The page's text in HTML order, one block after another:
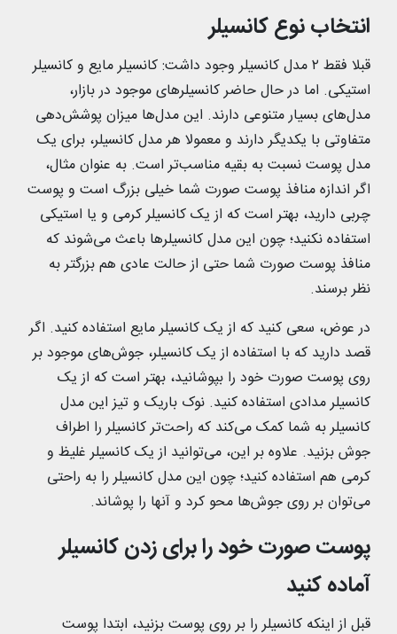
انتخاب نوع کانسیلر
قبلا فقط ۲ مدل کانسیلر وجود داشت: کانسیلر مایع و کانسیلر
استیکی. اما در حال حاضر کانسیلرهای موجود در بازار،
مدل‌های بسیار متنوعی دارند. این مدل‌ها میزان پوشش‌دهی
متفاوتی با یکدیگر دارند و معمولا هر مدل کانسیلر، برای یک
مدل پوست نسبت به بقیه مناسب‌تر است. به عنوان مثال،
اگر اندازه منافذ پوست صورت شما خیلی بزرگ است و پوست
چربی دارید، بهتر است که از یک کانسیلر کرمی و یا استیکی
استفاده نکنید؛ چون این مدل کانسیلرها باعث می‌شوند که
منافذ پوست صورت شما حتی از حالت عادی هم بزرگتر به
نظر برسند.
در عوض، سعی کنید که از یک کانسیلر مایع استفاده کنید. اگر
قصد دارید که با استفاده از یک کانسیلر، جوش‌های موجود بر
روی پوست صورت خود را بپوشانید، بهتر است که از یک
کانسیلر مدادی استفاده کنید. نوک باریک و تیز این مدل
کانسیلر به شما کمک می‌کند که راحت‌تر کانسیلر را اطراف
جوش بزنید. علاوه بر این، می‌توانید از یک کانسیلر غلیظ و
کرمی هم استفاده کنید؛ چون این مدل کانسیلر را به راحتی
می‌توان بر روی جوش‌ها محو کرد و آنها را پوشاند.
پوست صورت خود را برای زدن کانسیلر
آماده کنید
قبل از اینکه کانسیلر را بر روی پوست بزنید، ابتدا پوست